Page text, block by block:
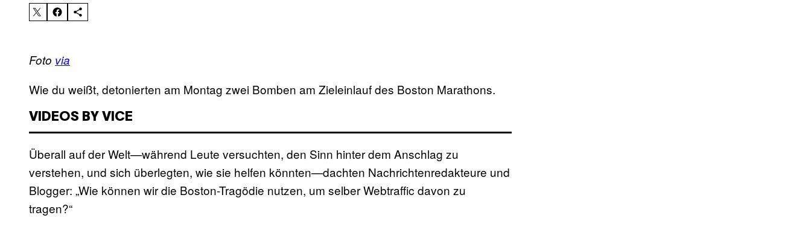
Foto via
Wie du weißt, detonierten am Montag zwei Bomben am Zieleinlauf des Boston Marathons.
VIDEOS BY VICE
Überall auf der Welt—während Leute versuchten, den Sinn hinter dem Anschlag zu
verstehen, und sich überlegten, wie sie helfen könnten—dachten Nachrichtenredakteure und
Blogger: „Wie können wir die Boston-Tragödie nutzen, um selber Webtraffic davon zu
tragen?“